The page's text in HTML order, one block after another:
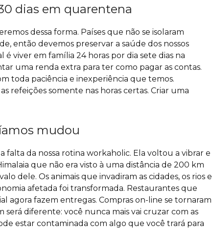
dias em quarentena
dessa forma. Países que não se isolaram
então devemos preservar a saúde dos nossos
viver em família 24 horas por dia sete dias na
uma renda extra para ter como pagar as contas.
toda paciência e inexperiência que temos.
refeições somente nas horas certas. Criar uma
mudou
da nossa rotina workaholic. Ela voltou a vibrar e
que não era visto à uma distância de 200 km
dele. Os animais que invadiram as cidades, os rios e
afetada foi transformada. Restaurantes que
agora fazem entregas. Compras on-line se tornaram
diferente: você nunca mais vai cruzar com as
estar contaminada com algo que você trará para